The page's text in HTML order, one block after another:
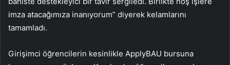
imza atacağımıza inanıyorum” diyerek kelamlarını
tamamladı.
Girişimci öğrencilerin kesinlikle ApplyBAU bursuna